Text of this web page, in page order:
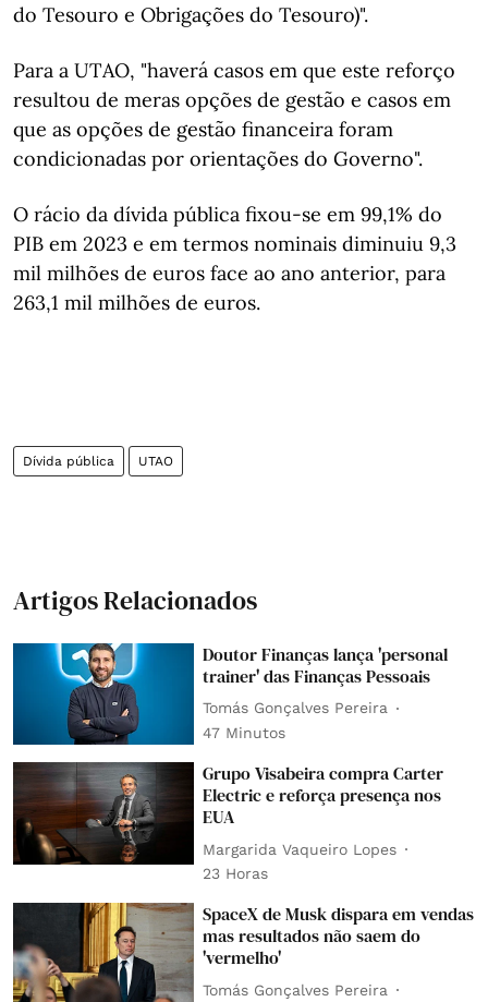
do Tesouro e Obrigações do Tesouro)".
Para a UTAO, "haverá casos em que este reforço
resultou de meras opções de gestão e casos em
que as opções de gestão financeira foram
condicionadas por orientações do Governo".
O rácio da dívida pública fixou-se em 99,1% do
PIB em 2023 e em termos nominais diminuiu 9,3
mil milhões de euros face ao ano anterior, para
263,1 mil milhões de euros.
Dívida pública UTAO
Artigos Relacionados
Doutor Finanças lança 'personal
trainer' das Finanças Pessoais
Tomás Gonçalves Pereira
47 Minutos
Grupo Visabeira compra Carter
Electric e reforça presença nos
EUA
Margarida Vaqueiro Lopes
23 Horas
SpaceX de Musk dispara em vendas
mas resultados não saem do
'vermelho'
Tomás Gonçalves Pereira